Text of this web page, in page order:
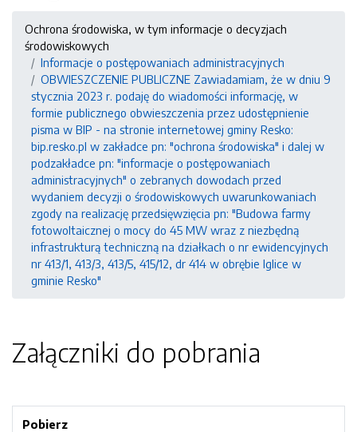
Ochrona środowiska, w tym informacje o decyzjach
środowiskowych
Informacje o postępowaniach administracyjnych
OBWIESZCZENIE PUBLICZNE Zawiadamiam, że w dniu 9
stycznia 2023 r. podaję do wiadomości informację, w
formie publicznego obwieszczenia przez udostępnienie
pisma w BIP - na stronie internetowej gminy Resko:
bip.resko.pl w zakładce pn: "ochrona środowiska" i dalej w
podzakładce pn: "informacje o postępowaniach
administracyjnych" o zebranych dowodach przed
wydaniem decyzji o środowiskowych uwarunkowaniach
zgody na realizację przedsięwzięcia pn: "Budowa farmy
fotowoltaicznej o mocy do 45 MW wraz z niezbędną
infrastrukturą techniczną na działkach o nr ewidencyjnych
nr 413/1, 413/3, 413/5, 415/12, dr 414 w obrębie Iglice w
gminie Resko"
Załączniki do pobrania
Pobierz